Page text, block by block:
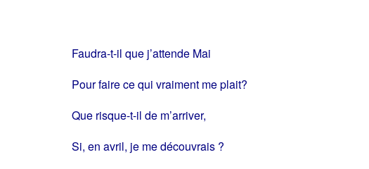
Faudra-t-il que j’attende Mai
Pour faire ce qui vraiment me plait?
Que risque-t-il de m’arriver,
Si, en avril, je me découvrais ?